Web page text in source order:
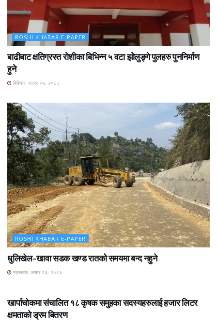
ROSHI KHABAR E-PAPER
बाढीबाट क्षतिग्रस्त रोशीका बिभिन्न ५ वटा झोलुङ्गे पुलहरु पुननिर्माण
हुने
बिहिबार, असार २५, २०८३
ROSHI KHABAR E-PAPER
धुलिखेल–खावा सडक खण्ड रातको समयमा बन्द नहुने
मङ्लबार, असार २३, २०८३
खार्पाचोकमा संचालित १८ कृषक समुहका सदस्यहरुलाई हजार लिटर
क्षमताको ड्रम बितरण